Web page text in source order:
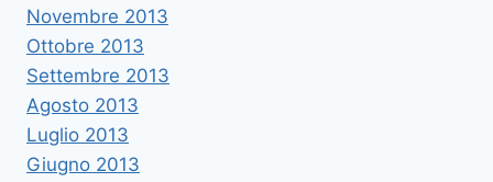
Novembre 2013
Ottobre 2013
Settembre 2013
Agosto 2013
Luglio 2013
Giugno 2013